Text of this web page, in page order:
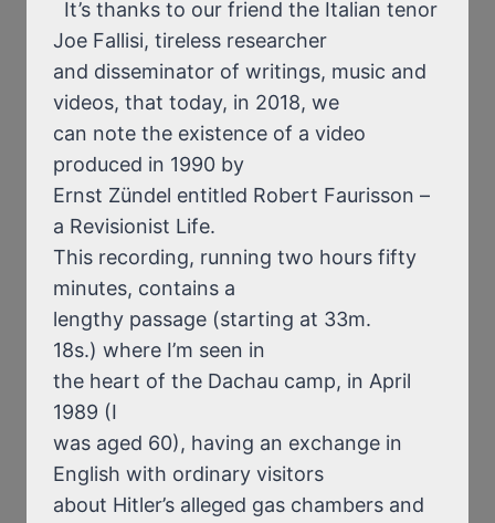
It’s thanks to our friend the Italian tenor
Joe Fallisi, tireless researcher
and disseminator of writings, music and
videos, that today, in 2018, we
can note the existence of a video
produced in 1990 by
Ernst Zündel entitled Robert Faurisson –
a Revisionist Life.
This recording, running two hours fifty
minutes, contains a
lengthy passage (starting at 33m.
18s.) where I’m seen in
the heart of the Dachau camp, in April
1989 (I
was aged 60), having an exchange in
English with ordinary visitors
about Hitler’s alleged gas chambers and